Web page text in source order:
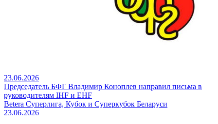
23.06.2026
Председатель БФГ Владимир Коноплев направил письма в
руководителям IHF и EHF
Betera Суперлига, Кубок и Суперкубок Беларуси
23.06.2026